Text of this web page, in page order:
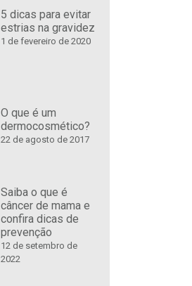
5 dicas para evitar
estrias na gravidez
1 de fevereiro de 2020
O que é um
dermocosmético?
22 de agosto de 2017
Saiba o que é
câncer de mama e
confira dicas de
prevenção
12 de setembro de
2022